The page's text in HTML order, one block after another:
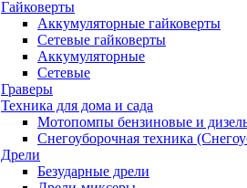
Гайковерты
Аккумуляторные гайковерты
Сетевые гайковерты
Аккумуляторные
Сетевые
Граверы
Техника для дома и сада
Мотопомпы бензиновые и
Снегоуборочная техника
Дрели
Безударные дрели